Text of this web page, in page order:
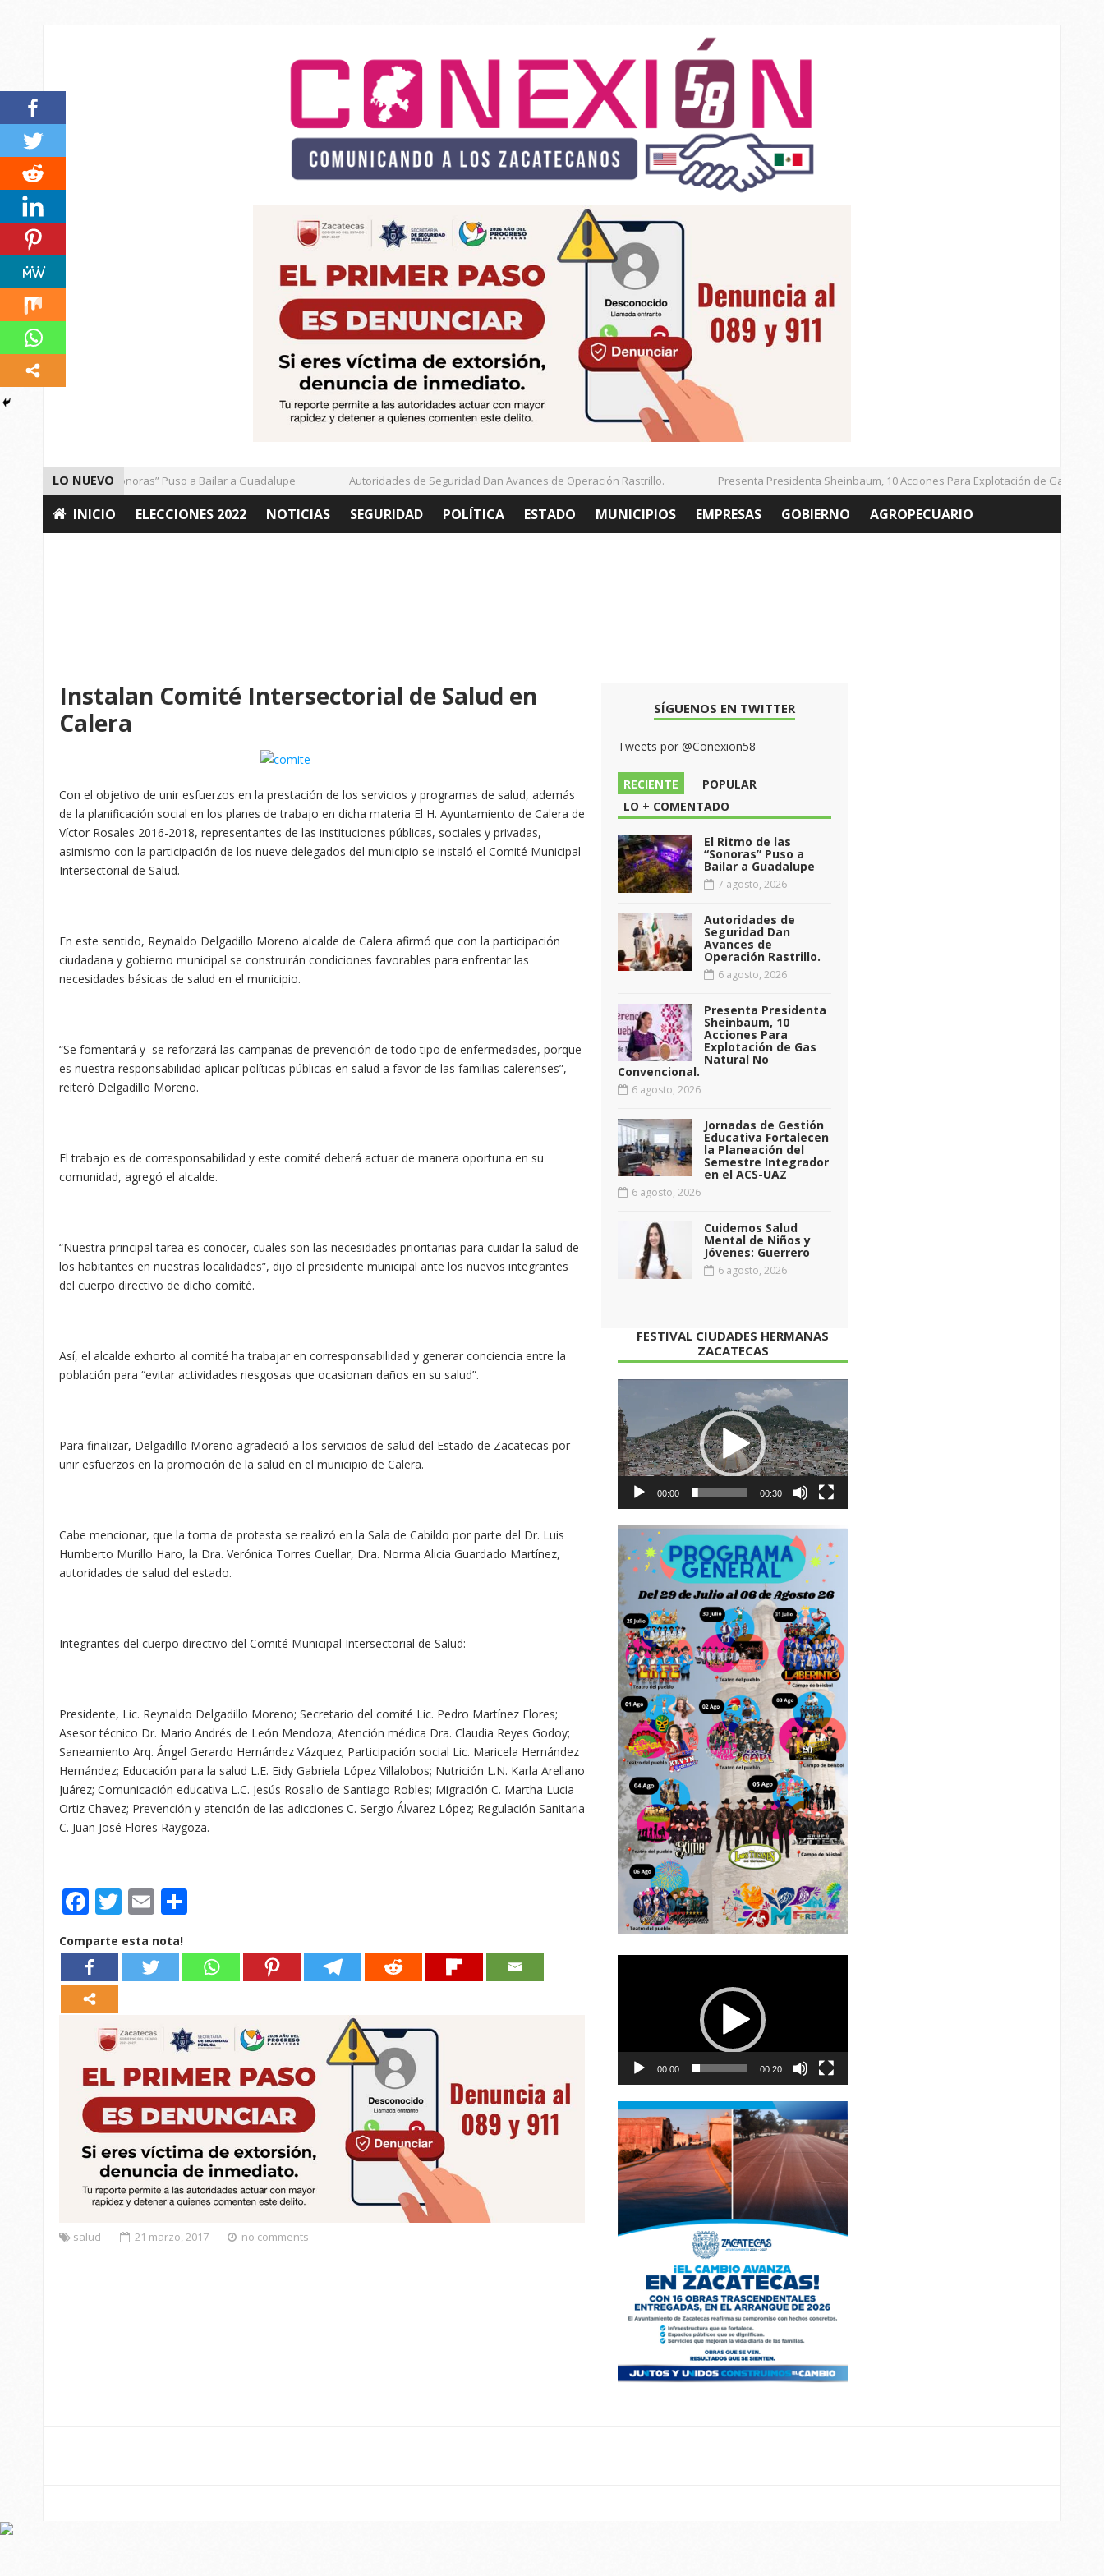
LO NUEVO
El Ritmo de las “Sonoras” Puso a Bailar a Guadalupe Autoridades de Seguridad Dan Avances de Operación Rastrillo. Presenta Presidenta Sheinbaum, 10 Acciones Para Explotación de Gas Natural
INICIO ELECCIONES 2022 NOTICIAS SEGURIDAD POLÍTICA ESTADO MUNICIPIOS EMPRESAS GOBIERNO AGROPECUARIO
Instalan Comité Intersectorial de Salud en
Calera
Con el objetivo de unir esfuerzos en la prestación de los servicios y programas de salud, además
de la planificación social en los planes de trabajo en dicha materia El H. Ayuntamiento de Calera de
Víctor Rosales 2016-2018, representantes de las instituciones públicas, sociales y privadas,
asimismo con la participación de los nueve delegados del municipio se instaló el Comité Municipal
Intersectorial de Salud.
En este sentido, Reynaldo Delgadillo Moreno alcalde de Calera afirmó que con la participación
ciudadana y gobierno municipal se construirán condiciones favorables para enfrentar las
necesidades básicas de salud en el municipio.
“Se fomentará y se reforzará las campañas de prevención de todo tipo de enfermedades, porque
es nuestra responsabilidad aplicar políticas públicas en salud a favor de las familias calerenses”,
reiteró Delgadillo Moreno.
El trabajo es de corresponsabilidad y este comité deberá actuar de manera oportuna en su
comunidad, agregó el alcalde.
“Nuestra principal tarea es conocer, cuales son las necesidades prioritarias para cuidar la salud de
los habitantes en nuestras localidades”, dijo el presidente municipal ante los nuevos integrantes
del cuerpo directivo de dicho comité.
Así, el alcalde exhorto al comité ha trabajar en corresponsabilidad y generar conciencia entre la
población para “evitar actividades riesgosas que ocasionan daños en su salud”.
Para finalizar, Delgadillo Moreno agradeció a los servicios de salud del Estado de Zacatecas por
unir esfuerzos en la promoción de la salud en el municipio de Calera.
Cabe mencionar, que la toma de protesta se realizó en la Sala de Cabildo por parte del Dr. Luis
Humberto Murillo Haro, la Dra. Verónica Torres Cuellar, Dra. Norma Alicia Guardado Martínez,
autoridades de salud del estado.
Integrantes del cuerpo directivo del Comité Municipal Intersectorial de Salud:
Presidente, Lic. Reynaldo Delgadillo Moreno; Secretario del comité Lic. Pedro Martínez Flores;
Asesor técnico Dr. Mario Andrés de León Mendoza; Atención médica Dra. Claudia Reyes Godoy;
Saneamiento Arq. Ángel Gerardo Hernández Vázquez; Participación social Lic. Maricela Hernández
Hernández; Educación para la salud L.E. Eidy Gabriela López Villalobos; Nutrición L.N. Karla Arellano
Juárez; Comunicación educativa L.C. Jesús Rosalio de Santiago Robles; Migración C. Martha Lucia
Ortiz Chavez; Prevención y atención de las adicciones C. Sergio Álvarez López; Regulación Sanitaria
C. Juan José Flores Raygoza.
Facebook
Twitter
Email
Comparte esta nota!
salud 21 marzo, 2017 no comments
SÍGUENOS EN TWITTER
Tweets por @Conexion58
RECIENTE
POPULAR
LO + COMENTADO
El Ritmo de las
“Sonoras” Puso a
Bailar a Guadalupe
7 agosto, 2026
Autoridades de
Seguridad Dan
Avances de
Operación Rastrillo.
6 agosto, 2026
Presenta Presidenta
Sheinbaum, 10
Acciones Para
Explotación de Gas
Natural No
Convencional.
6 agosto, 2026
Jornadas de Gestión
Educativa Fortalecen
la Planeación del
Semestre Integrador
en el ACS-UAZ
6 agosto, 2026
Cuidemos Salud
Mental de Niños y
Jóvenes: Guerrero
6 agosto, 2026
FESTIVAL CIUDADES HERMANAS
ZACATECAS
de
vídeo
00:00 00:30
00:00 00:20